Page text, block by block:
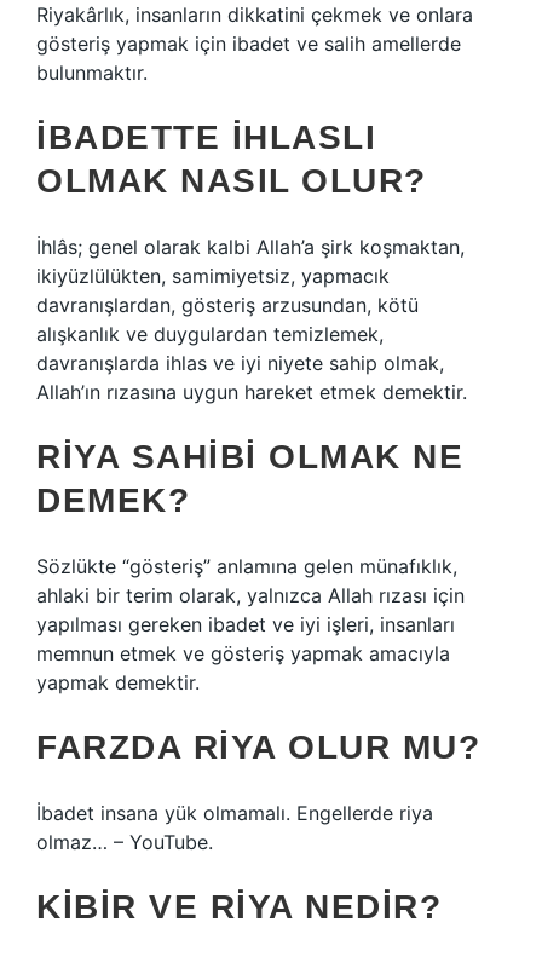
Riyakârlık, insanların dikkatini çekmek ve onlara
gösteriş yapmak için ibadet ve salih amellerde
bulunmaktır.
İBADETTE IHLASLI
OLMAK NASIL OLUR?
İhlâs; genel olarak kalbi Allah’a şirk koşmaktan,
ikiyüzlülükten, samimiyetsiz, yapmacık
davranışlardan, gösteriş arzusundan, kötü
alışkanlık ve duygulardan temizlemek,
davranışlarda ihlas ve iyi niyete sahip olmak,
Allah’ın rızasına uygun hareket etmek demektir.
RIYA SAHIBI OLMAK NE
DEMEK?
Sözlükte “gösteriş” anlamına gelen münafıklık,
ahlaki bir terim olarak, yalnızca Allah rızası için
yapılması gereken ibadet ve iyi işleri, insanları
memnun etmek ve gösteriş yapmak amacıyla
yapmak demektir.
FARZDA RIYA OLUR MU?
İbadet insana yük olmamalı. Engellerde riya
olmaz… – YouTube.
KIBIR VE RIYA NEDIR?